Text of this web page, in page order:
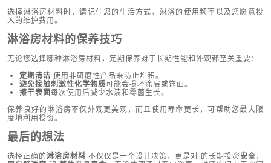
选择淋浴房材料时，请记住您的生活方式、淋浴的使用频率以及您愿意投
入的维护费用。
淋浴房材料的保养技巧
无论您选择哪种淋浴房材料，定期保养对于长期性能和外观都至关重要：
定期清洁 使用非研磨性产品来防止堆积。
避免接触刺激性化学物质可能会损坏涂层或饰面。
擦干表面每次使用后减少水渍和霉菌生长。
保养良好的淋浴房不仅外观更美观，而且使用寿命更长，可帮助您最大限
度地利用投资。
最后的想法
选择正确的淋浴房材料 不仅仅是一个设计决策，更是对 的长期投资安全 ，